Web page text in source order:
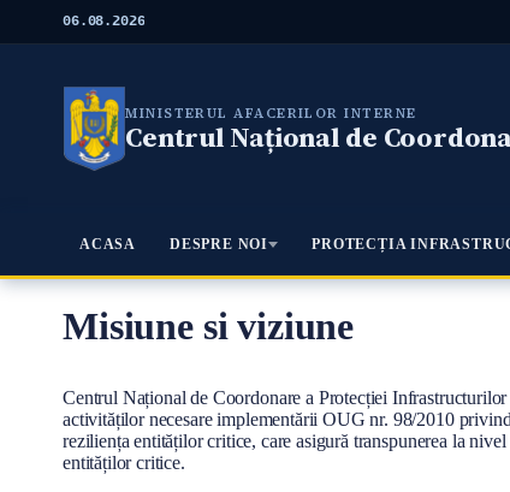
06.08.2026
MINISTERUL AFACERILOR INTERNE
Centrul Național de
Meniu Principal
ACASA DESPRE NOI PROTECȚIA
Misiune si viziune
Conţinut
Centrul Național de Coordonare a Protecției
activităților necesare implementării OUG nr. 98/2010
reziliența entităților critice, care asigură transpunerea la
entităților critice.